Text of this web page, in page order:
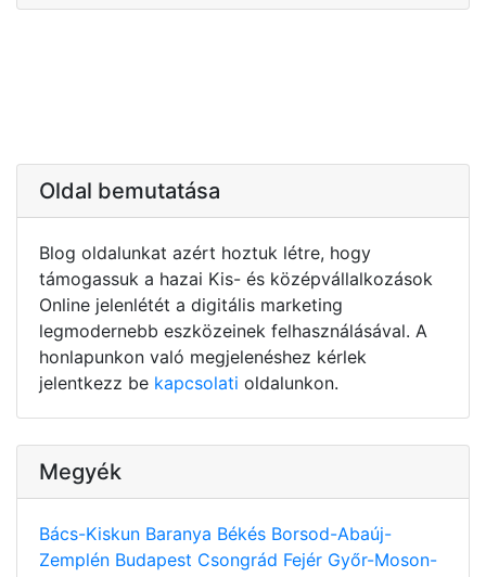
Oldal bemutatása
Blog oldalunkat azért hoztuk létre, hogy
támogassuk a hazai Kis- és középvállalkozások
Online jelenlétét a digitális marketing
legmodernebb eszközeinek felhasználásával. A
honlapunkon való megjelenéshez kérlek
jelentkezz be kapcsolati oldalunkon.
Megyék
Bács-Kiskun Baranya Békés Borsod-Abaúj-
Zemplén Budapest Csongrád Fejér Győr-Moson-